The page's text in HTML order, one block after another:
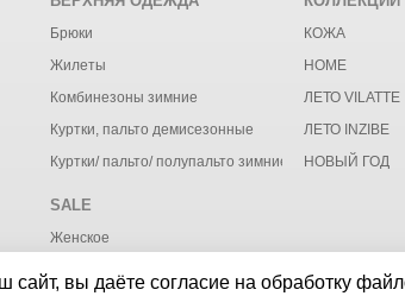
Брюки
Жилеты
Комбинезоны зимние
Куртки, пальто демисезонные
Куртки/ пальто/ полупальто зимние
КОЖА
HOME
ЛЕТО VILATTE
ЛЕТО INZIBE
НОВЫЙ ГОД
SALE
Женское
сайт, вы даёте согласие на обработку